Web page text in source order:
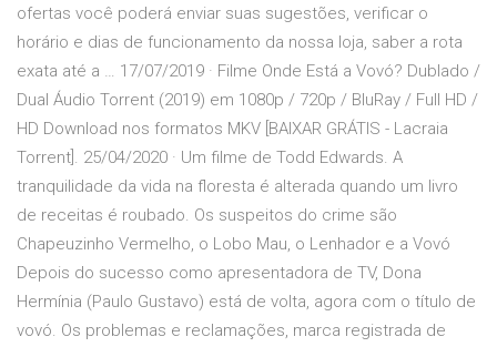
ofertas você poderá enviar suas sugestões, verificar o
horário e dias de funcionamento da nossa loja, saber a rota
exata até a … 17/07/2019 · Filme Onde Está a Vovó? Dublado /
Dual Áudio Torrent (2019) em 1080p / 720p / BluRay / Full HD /
HD Download nos formatos MKV [BAIXAR GRÁTIS - Lacraia
Torrent]. 25/04/2020 · Um filme de Todd Edwards. A
tranquilidade da vida na floresta é alterada quando um livro
de receitas é roubado. Os suspeitos do crime são
Chapeuzinho Vermelho, o Lobo Mau, o Lenhador e a Vovó
Depois do sucesso como apresentadora de TV, Dona
Hermínia (Paulo Gustavo) está de volta, agora com o título de
vovó. Os problemas e reclamações, marca registrada de